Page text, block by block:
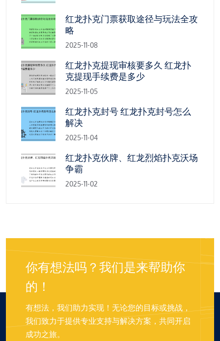
红龙扑克门票获取途径与玩法全攻
略
2025-11-08
红龙扑克提现审核要多久 红龙扑
克提现手续费是多少
2025-11-05
红龙扑克封号 红龙扑克封号怎么
解决
2025-11-04
红龙扑克伙牌、红龙烈焰扑克沃场
争霸
2025-11-02
你有想法吗？我们是来帮助你
的！
有想法，我们助力实现！无论您的目标或挑战，
我们致力于提供专业支持与解决方案，共同开启
成功之旅。